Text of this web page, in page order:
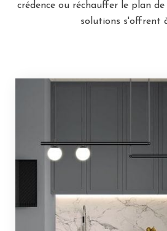
crédence ou réchauffer le plan
solutions s'offrent